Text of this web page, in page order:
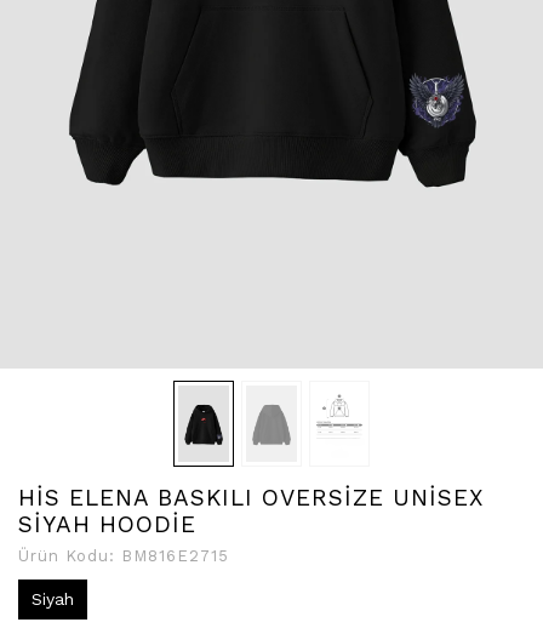
HİS ELENA BASKILI OVERSİZE UNİSEX
SİYAH HOODİE
Ürün Kodu: BM816E2715
Siyah